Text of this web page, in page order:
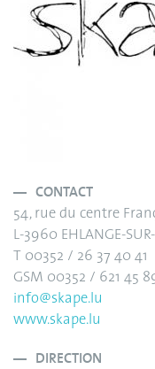
CONTACT
54, rue du centre
L-3960 EHLANGE-
T 00352 / 26 37 40 41
GSM 00352 / 621 45
info@skape.lu
www.skape.lu
DIRECTION